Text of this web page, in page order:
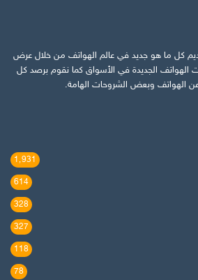
كل ما هو جديد في عالم الهواتف من خلال عرض
الهواتف الجديدة في الأسواق كما نقوم برصد كل
عن الهواتف وبعض الشروحات الهامة.
1٬931
614
328
327
118
78